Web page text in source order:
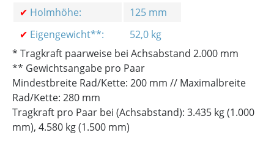
✔ Holmhöhe:
125 mm
✔ Eigengewicht**:
52,0 kg
* Tragkraft paarweise bei Achsabstand 2.000 mm
** Gewichtsangabe pro Paar
Mindestbreite Rad/Kette: 200 mm // Maximalbreite
Rad/Kette: 280 mm
Tragkraft pro Paar bei (Achsabstand): 3.435 kg (1.000
mm), 4.580 kg (1.500 mm)